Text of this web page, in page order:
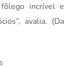
incrível e
avalia. (Da